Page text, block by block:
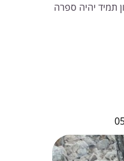
תמיד יהיה ספרה